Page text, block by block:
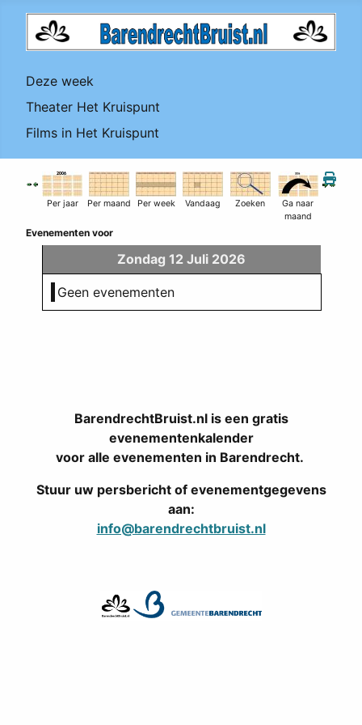
Deze week
Theater Het Kruispunt
Films in Het Kruispunt
Per jaar Per maand Per week Vandaag Zoeken
Ga naar
maand
Evenementen voor
Zondag 12 Juli 2026
Geen evenementen
BarendrechtBruist.nl is een gratis
evenementenkalender
voor alle evenementen in Barendrecht.
Stuur uw persbericht of evenementgegevens
aan:
info@barendrechtbruist.nl